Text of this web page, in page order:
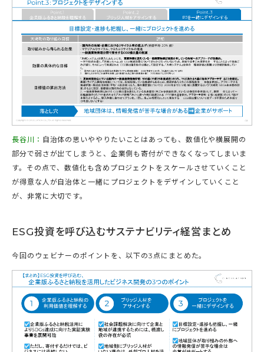
長谷川： 自治体の思いややりたいことはあっても、数値化や横展開の
部分で弱さが出てしまうと、企業側も寄付ができなくなってしまいま
す。その点で、数値化も含めプロジェクトをスケールさせていくこと
が得意な人が自治体と一緒にプロジェクトをデザインしていくこと
が、非常に大切です。
ESG投資を呼び込むサステナビリティ経営まとめ
今回のウェビナーのポイントを、以下の3点にまとめた。